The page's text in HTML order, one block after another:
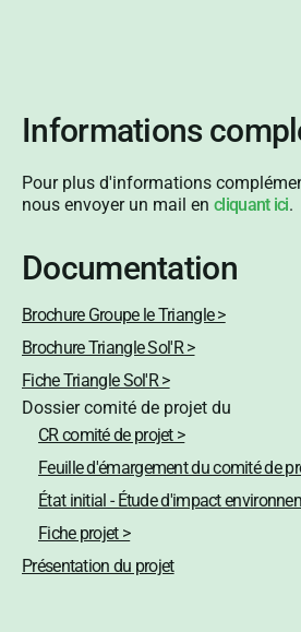
Informations
Pour plus d'informations
nous envoyer un mail en cliquant ici.
Documentation
Brochure Groupe le Triangle >
Brochure Triangle Sol'R >
Fiche Triangle Sol'R >
Dossier comité de projet du
CR comité de projet >
Feuille d'émargement du comité de
État initial - Étude d'impact
Fiche projet >
Présentation du projet